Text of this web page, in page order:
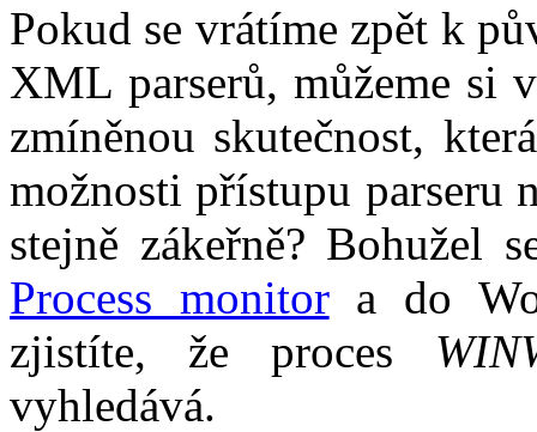
Pokud se vrátíme zpět k
XML parserů, můžeme si
zmíněnou skutečnost,
možnosti přístupu parseru
stejně zákeřně? Bohužel
Process monitora do
zjistíte, že proces
vyhledává.